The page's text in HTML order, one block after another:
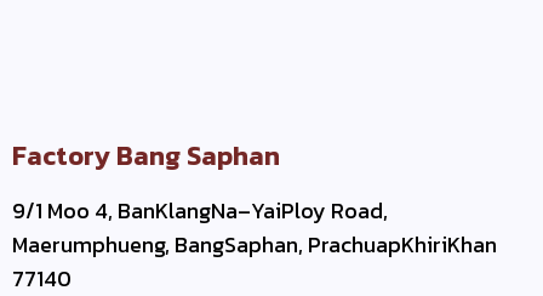
Factory Bang Saphan
9/1 Moo 4, BanKlangNa–YaiPloy Road,
Maerumphueng, BangSaphan, PrachuapKhiriKhan
77140